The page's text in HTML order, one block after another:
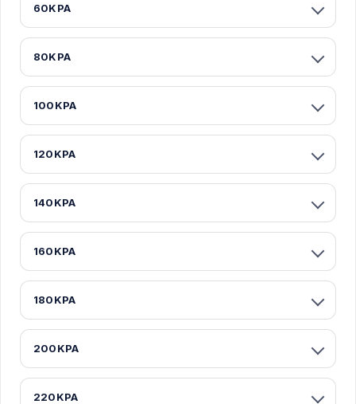
60KPA
80KPA
100KPA
120KPA
140KPA
160KPA
180KPA
200KPA
220KPA